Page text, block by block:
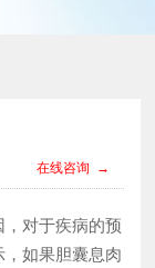
在线咨询 →
，对于疾病的预
，如果胆囊息肉